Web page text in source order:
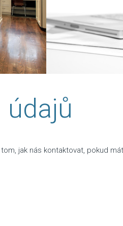
údajů
jak nás kontaktovat, pokud